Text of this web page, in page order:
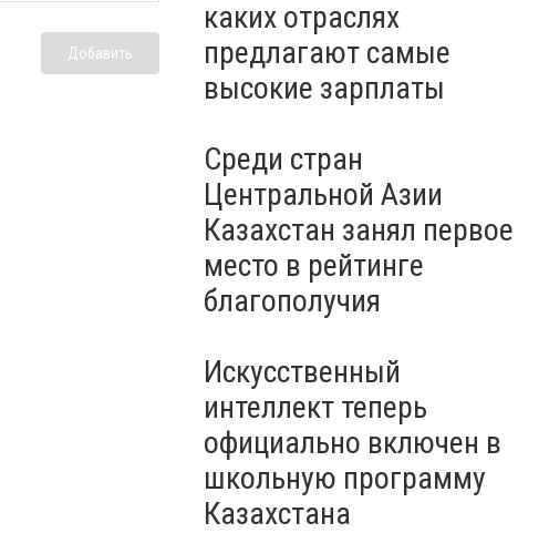
Добавить
каких отраслях
предлагают самые
высокие зарплаты
Среди стран
Центральной Азии
Казахстан занял первое
место в рейтинге
благополучия
Искусственный
интеллект теперь
официально включен в
школьную программу
Казахстана